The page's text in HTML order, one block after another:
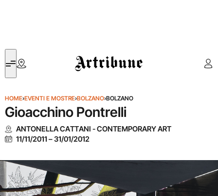
Artribune
HOME›EVENTI E MOSTRE›BOLZANO›BOLZANO
Gioacchino Pontrelli
ANTONELLA CATTANI - CONTEMPORARY ART
11/11/2011 –31/01/2012